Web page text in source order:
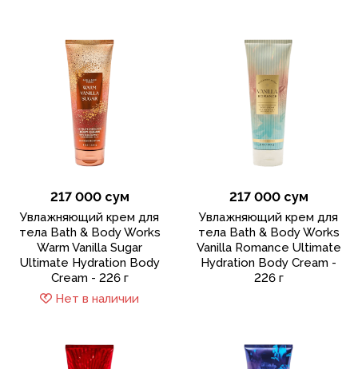
217 000 сум
Увлажняющий крем для
тела Bath & Body Works
Warm Vanilla Sugar
Ultimate Hydration Body
Cream - 226 г
Нет в наличии
217 000 сум
Увлажняющий крем для
тела Bath & Body Works
Vanilla Romance Ultimate
Hydration Body Cream -
226 г